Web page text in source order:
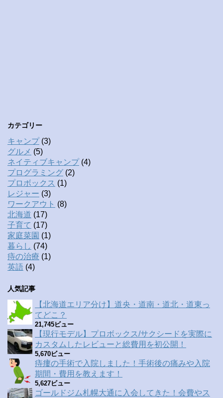
カテゴリー
キャンプ(3)
グルメ (5)
ネイティブキャンプ(4)
プログラミング (2)
プロボックス (1)
レジャー (3)
ワークアウト (8)
北海道 (17)
子育て (17)
家庭菜園 (1)
暮らし (74)
痔の治療 (1)
英語 (4)
人気記事
【北海道エリア分け】道央・道南・道北・道東っ
てどこ？
21,745ビュー
【現行モデル】プロボックス/サクシードを実際に
カスタムしたレビューと総費用を初公開！
5,670ビュー
痔瘻の手術で入院しました！手術後の痛みや入院
期間・費用を教えます！
5,627ビュー
ゴールドジム札幌大通に入会してきた！会費やス